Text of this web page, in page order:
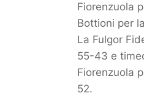
Fiorenzuola
Bottioni per
La Fulgor
55-43 e
Fiorenzuola
52.